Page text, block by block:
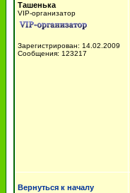
Ташенька
VIP-организатор
Зарегистрирован: 14.02.2009
Сообщения: 123217
Вернуться к началу